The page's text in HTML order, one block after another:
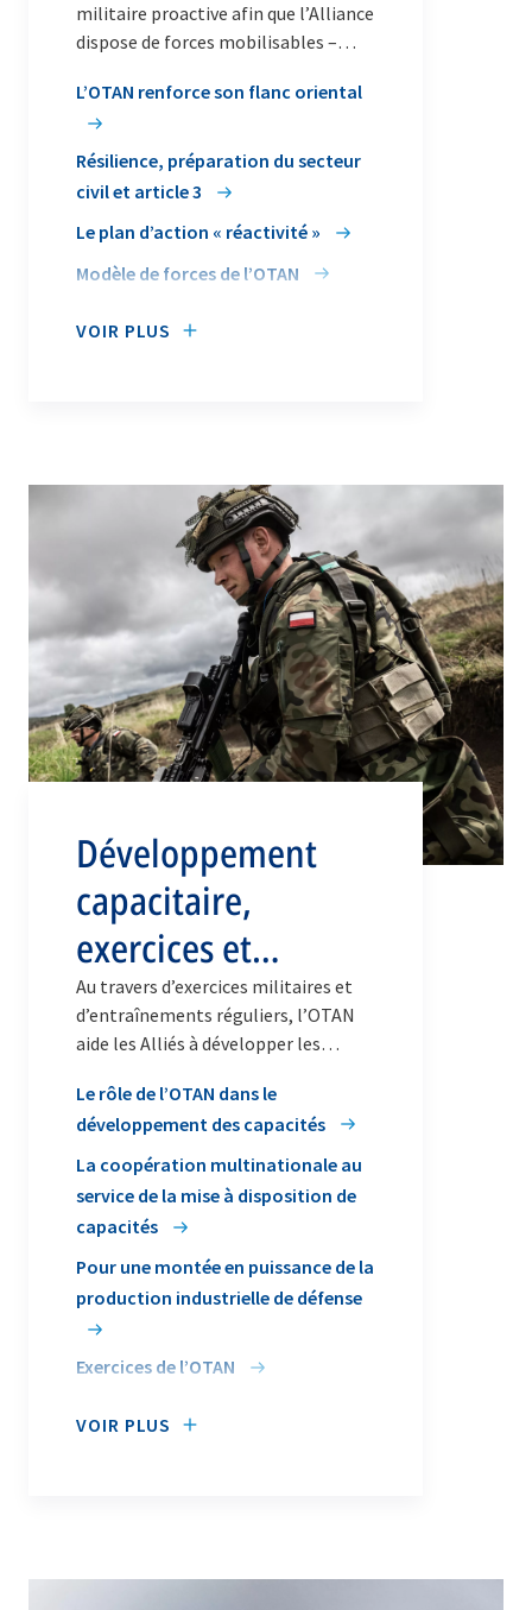
militaire proactive afin que l’Alliance
dispose de forces mobilisables –
besoins de la défense collective.
L’OTAN renforce son flanc oriental
Résilience, préparation du secteur
civil et article 3
Le plan d’action « réactivité »
Modèle de forces de l’OTAN
VOIR PLUS
Développement
capacitaire,
exercices et
entraînements
Au travers d’exercices militaires et
d’entraînements réguliers, l’OTAN
aide les Alliés à développer les
défendre, telles que la capacité à
opérer comme une seule et même
force.
Le rôle de l’OTAN dans le
développement des capacités
La coopération multinationale au
service de la mise à disposition de
capacités
Pour une montée en puissance de la
production industrielle de défense
Exercices de l’OTAN
VOIR PLUS